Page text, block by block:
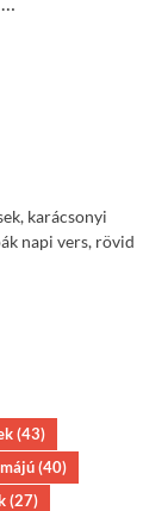
karácsonyi
napi vers, rövid
(43)
(40)
(27)